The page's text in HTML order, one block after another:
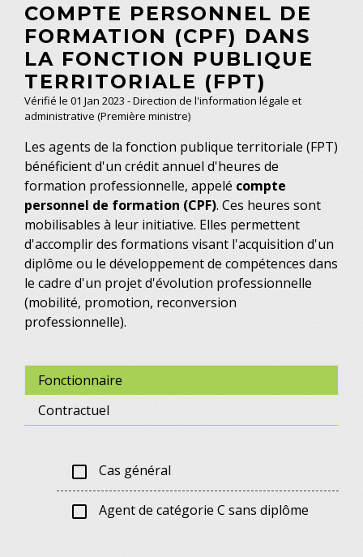
COMPTE PERSONNEL DE
FORMATION (CPF) DANS
LA FONCTION PUBLIQUE
TERRITORIALE (FPT)
Vérifié le 01 Jan 2023 - Direction de l'information légale et
administrative (Première ministre)
Les agents de la fonction publique territoriale (FPT)
bénéficient d'un crédit annuel d'heures de
formation professionnelle, appelé compte
personnel de formation (CPF). Ces heures sont
mobilisables à leur initiative. Elles permettent
d'accomplir des formations visant l'acquisition d'un
diplôme ou le développement de compétences dans
le cadre d'un projet d'évolution professionnelle
(mobilité, promotion, reconversion
professionnelle).
Fonctionnaire
Contractuel
check_box_outline_blank Cas général
check_box_outline_blank Agent de catégorie C sans diplôme